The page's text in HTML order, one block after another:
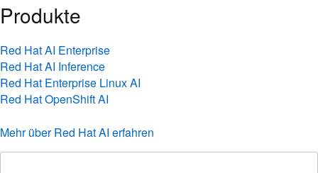
Produkte
Red Hat AI Enterprise
Red Hat AI Inference
Red Hat Enterprise Linux AI
Red Hat OpenShift AI
Mehr über Red Hat AI erfahren